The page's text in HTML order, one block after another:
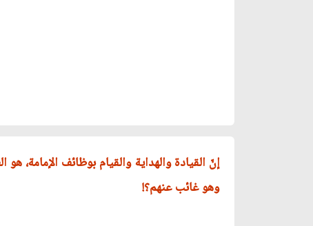
إنّ القيادة والهداية والقيام بوظائف الإمامة،
وهو غائب عنهم؟!